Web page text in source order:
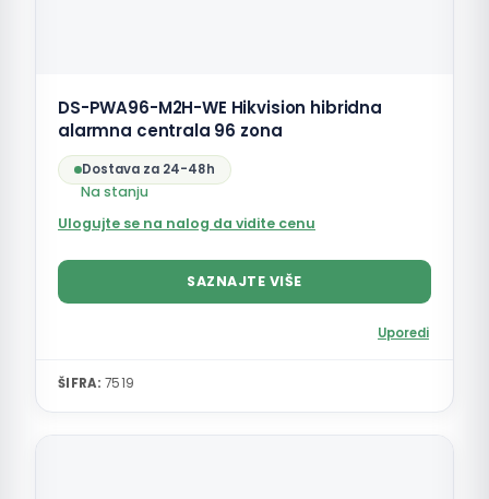
DS-PWA96-M2H-WE Hikvision hibridna
alarmna centrala 96 zona
Dostava za 24-48h
Na stanju
Ulogujte se na nalog da vidite cenu
SAZNAJTE VIŠE
Uporedi
ŠIFRA: 7519